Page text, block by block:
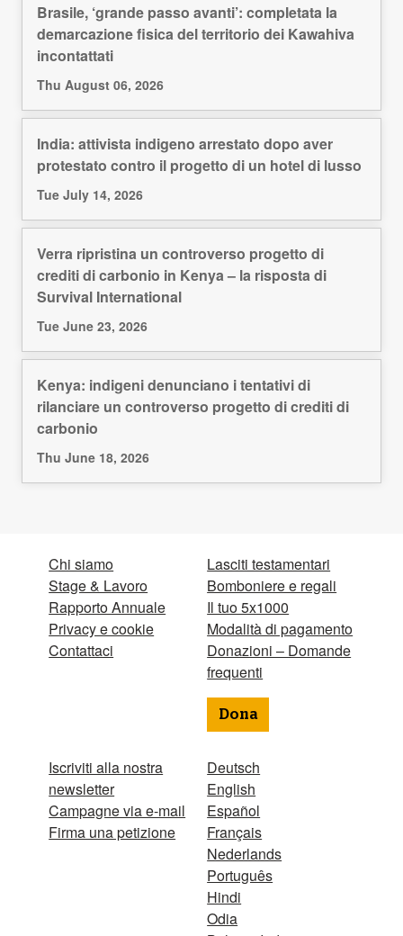
Brasile, ‘grande passo avanti’: completata la
demarcazione fisica del territorio dei Kawahiva
incontattati
Thu August 06, 2026
India: attivista indigeno arrestato dopo aver
protestato contro il progetto di un hotel di lusso
Tue July 14, 2026
Verra ripristina un controverso progetto di
crediti di carbonio in Kenya – la risposta di
Survival International
Tue June 23, 2026
Kenya: indigeni denunciano i tentativi di
rilanciare un controverso progetto di crediti di
carbonio
Thu June 18, 2026
Chi siamo
Stage & Lavoro
Rapporto Annuale
Privacy e cookie
Contattaci
Iscriviti alla nostra
newsletter
Campagne via e-mail
Firma una petizione
Lasciti testamentari
Bomboniere e regali
Il tuo 5x1000
Modalità di pagamento
Donazioni – Domande
frequenti
Dona
Deutsch
English
Español
Français
Nederlands
Português
Hindi
Odia